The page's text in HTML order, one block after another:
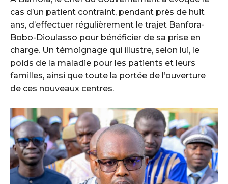
cas d’un patient contraint, pendant près de huit
ans, d’effectuer régulièrement le trajet Banfora-
Bobo-Dioulasso pour bénéficier de sa prise en
charge. Un témoignage qui illustre, selon lui, le
poids de la maladie pour les patients et leurs
familles, ainsi que toute la portée de l’ouverture
de ces nouveaux centres.